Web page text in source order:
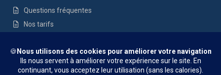
Questions fréquentes
Nos tarifs
Mentions Légales